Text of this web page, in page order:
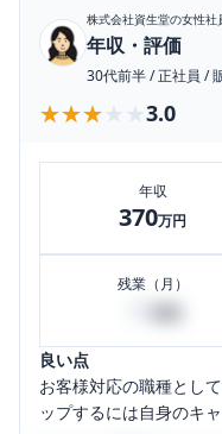
株式会社資生堂の女性社
年収・評価
30代前半/正社員 /
★★★★★
★★★★★ 3.0
年収
370万円
残業（月）
30
良い点
お客様対応の職種とし
ップするには自身のキ